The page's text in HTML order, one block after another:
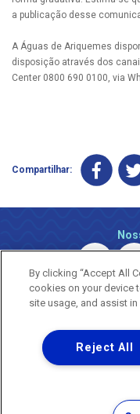
a publicação desse
A Águas de Ariquemes
disposição através dos
Center 0800 690 0100, via
Compartilhar:
Termos
By clicking “Accept All
cookies on your device
site usage, and assist
Reject All